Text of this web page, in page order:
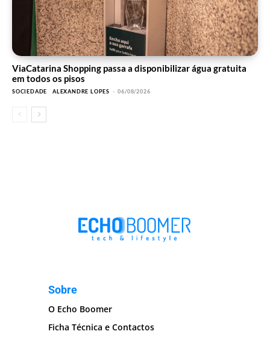
ViaCatarina Shopping passa a disponibilizar água gratuita
em todos os pisos
SOCIEDADE ALEXANDRE LOPES - 06/08/2026
Sobre
O Echo Boomer
Ficha Técnica e Contactos